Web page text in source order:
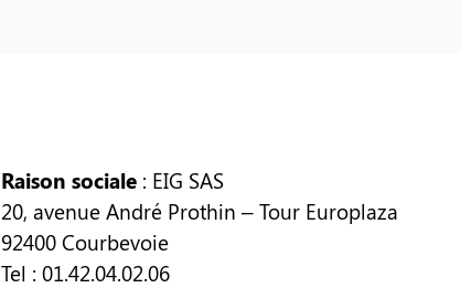
Raison sociale : EIG SAS
20, avenue André Prothin – Tour Europlaza
92400 Courbevoie
Tel : 01.42.04.02.06